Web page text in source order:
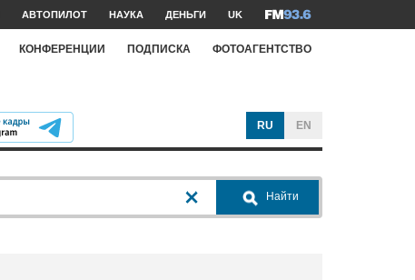
АВТОПИЛОТ НАУКА ДЕНЬГИ UK
КОНФЕРЕНЦИИ ПОДПИСКА ФОТОАГЕНТСТВО
RU EN
Найти